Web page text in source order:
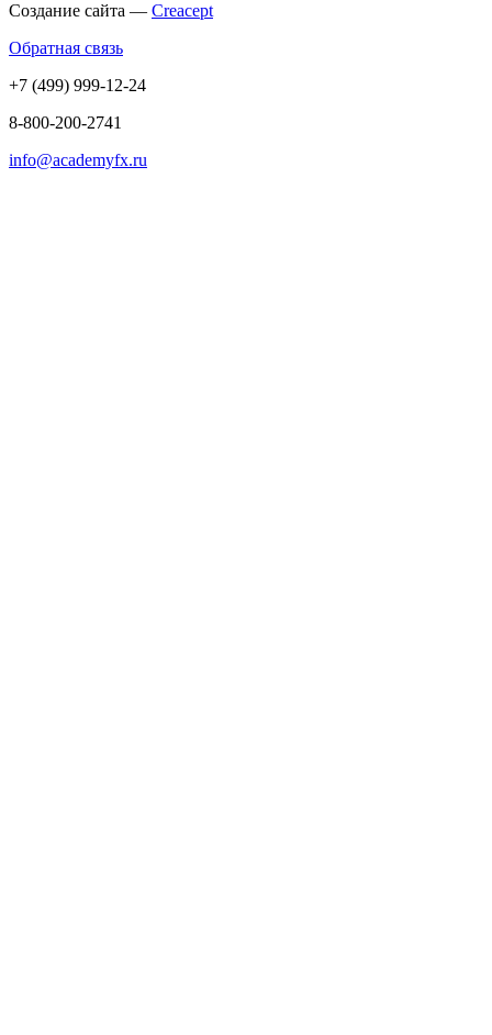
Создание сайта — Creacept
Обратная связь
+7 (499) 999-12-24
8-800-200-2741
info@academyfx.ru